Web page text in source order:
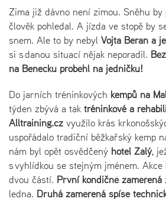
Zima již dávno není zimou. Sněhu by
člověk pohledal. A jízda ve stopě by
snem. Ale to by nebyl Vojta Beran a
si s danou situací nějak neporadil.
na Benecku proběhl na jedničku!
Do jarních tréninkových kempů na
týden zbývá a tak tréninkové a
Alltraining.cz využilo krás
uspořádalo tradiční běžkařský kemp
nám byl opět osvědčený hotel Žalý,
s vyhlídkou se stejným jménem.
dvou částí. První kondičně zaměřená
ledna. Druhá zaměřená spíše